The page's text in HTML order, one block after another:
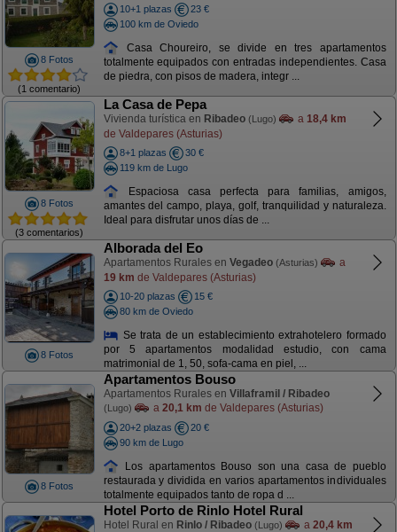
8 Fotos
(1 comentario)
10+1 plazas
23 €
100 km de Oviedo
Casa Choureiro, se divide en tres apartamentos
totalmente equipados con entradas independientes. Casa
de piedra, con pisos de madera, integr ...
8 Fotos
(3 comentarios)
La Casa de Pepa
Vivienda turística en Ribadeo (Lugo) a 18,4 km
de Valdepares (Asturias)
8+1 plazas
30 €
119 km de Lugo
Espaciosa casa perfecta para familias, amigos,
amantes del campo, playa, golf, tranquilidad y naturaleza.
Ideal para disfrutar unos días de ...
8 Fotos
Alborada del Eo
Apartamentos Rurales en Vegadeo (Asturias)
a
19 km de Valdepares (Asturias)
10-20 plazas
15 €
80 km de Oviedo
Se trata de un establecimiento extrahotelero formado
por 5 apartamentos modalidad estudio, con cama
matrimonial de 1, 50, sofa-cama en piel, ...
8 Fotos
Apartamentos Bouso
Apartamentos Rurales en Villaframil / Ribadeo
(Lugo) a 20,1 km de Valdepares (Asturias)
20+2 plazas
20 €
90 km de Lugo
Los apartamentos Bouso son una casa de pueblo
restaurada y dividida en varios apartamentos individuales
totalmente equipados tanto de ropa d ...
Hotel Porto de Rinlo Hotel Rural
Hotel Rural en Rinlo / Ribadeo (Lugo) a 20,4 km